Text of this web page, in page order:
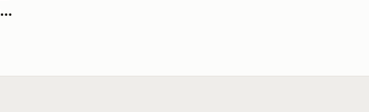
Eilo Radio - Hard Techno Radio